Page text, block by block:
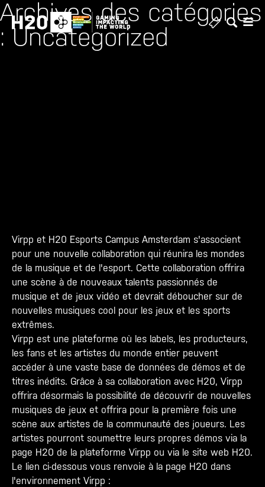
Skip
to
content
Archives des catégories
: Uncategorized
Virpp et H20 Esports Campus Amsterdam s'associent
pour une nouvelle collaboration qui réunira les mondes
de la musique et de l'esport. Cette collaboration offrira
une scène à de nouveaux talents passionnés de
musique et de jeux vidéo et devrait déboucher sur de
nouvelles musiques cool pour les jeux et les sports
extrêmes.
Virpp est une plateforme où les labels, les producteurs,
les fans et les artistes du monde entier peuvent
accéder à une vaste base de données de démos et de
titres inédits. Grâce à sa collaboration avec H20, Virpp
offrira désormais la possibilité de découvrir de nouvelles
musiques de jeux et offrira pour la première fois une
scène aux artistes de la communauté des joueurs. Les
artistes pourront soumettre leurs propres démos via la
page H20 de la plateforme Virpp ou via le site web H20.
Le lien ci-dessous vous renvoie à la page H20 dans
l'environnement Virpp :